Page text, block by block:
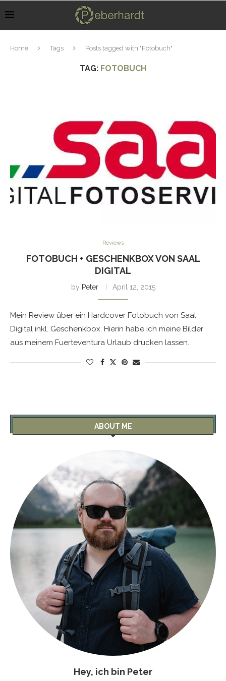
Home Tags Posts tagged with "Fotobuch"
TAG: FOTOBUCH
Reviews
FOTOBUCH + GESCHENKBOX VON SAAL
DIGITAL
by Peter April 12, 2015
Mein Review über ein Hardcover Fotobuch von Saal
Digital inkl. Geschenkbox. Hierin habe ich meine Bilder
aus meinem Fuerteventura Urlaub drucken lassen.
ABOUT ME
Hey, ich bin Peter